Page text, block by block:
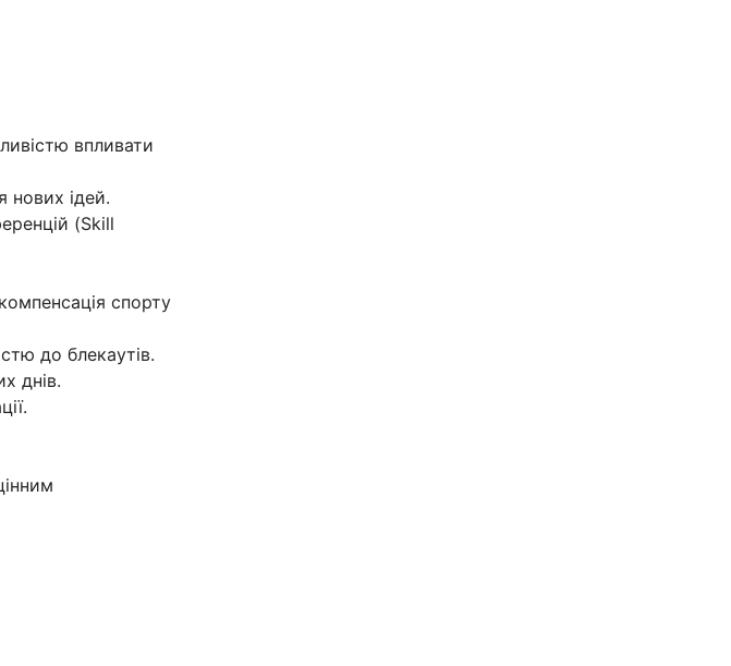
впливати
нових ідей.
(Skill
спорту
до блекаутів.
днів.